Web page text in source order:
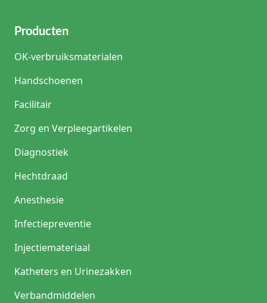
Producten
OK-verbruiksmaterialen
Handschoenen
Facilitair
Zorg en Verpleegartikelen
Diagnostiek
Hechtdraad
Anesthesie
Infectiepreventie
Injectiemateriaal
Katheters en Urinezakken
Verbandmiddelen